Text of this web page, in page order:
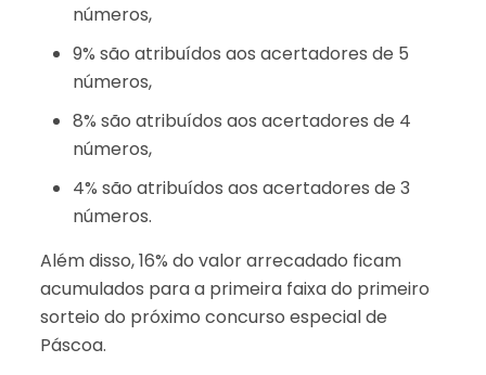
números,
9% são atribuídos aos acertadores de 5
números,
8% são atribuídos aos acertadores de 4
números,
4% são atribuídos aos acertadores de 3
números.
Além disso, 16% do valor arrecadado ficam
acumulados para a primeira faixa do primeiro
sorteio do próximo concurso especial de
Páscoa.